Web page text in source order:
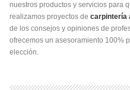
nuestros productos y servicios para
realizamos proyectos de carpintería
de los consejos y opiniones de
ofrecemos un asesoramiento 100%
elección.